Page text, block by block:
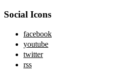
Social Icons
facebook
youtube
twitter
rss